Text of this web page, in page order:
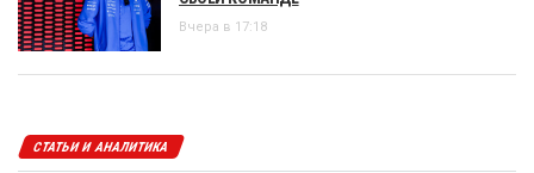
Вчера в 17:18
СТАТЬИ И АНАЛИТИКА